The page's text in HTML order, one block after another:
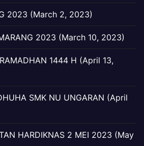
2023 (March 2, 2023)
2023 (March 10, 2023)
1444 H (April 13,
SMK NU UNGARAN (April
HARDIKNAS 2 MEI 2023 (May